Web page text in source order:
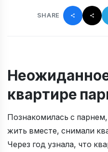
SHARE
квартире
Познакомилась с
жить вместе, снимали
Через год узнала, что